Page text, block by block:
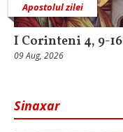
Apostolul zilei
I Corinteni 4, 9-16
09 Aug, 2026
Sinaxar